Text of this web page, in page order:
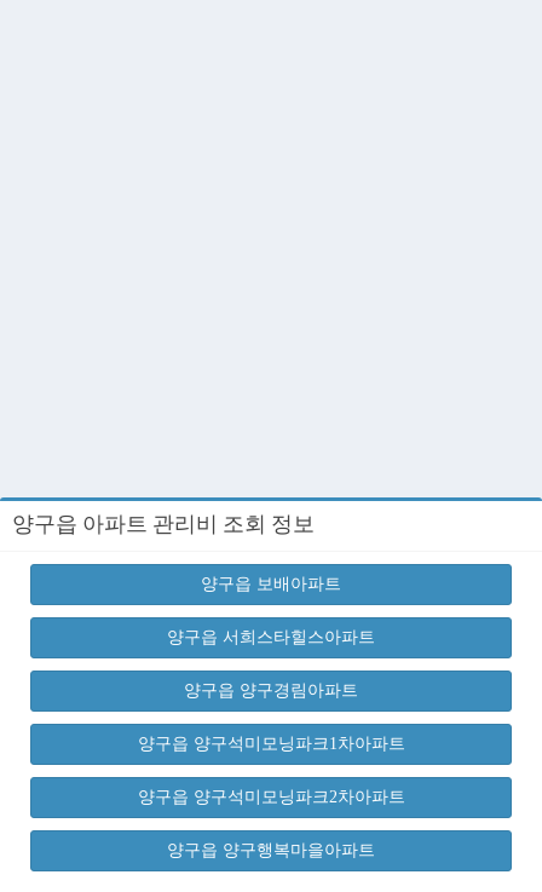
양구읍 아파트 관리비 조회 정보
양구읍 보배아파트
양구읍 서희스타힐스아파트
양구읍 양구경림아파트
양구읍 양구석미모닝파크1차아파트
양구읍 양구석미모닝파크2차아파트
양구읍 양구행복마을아파트